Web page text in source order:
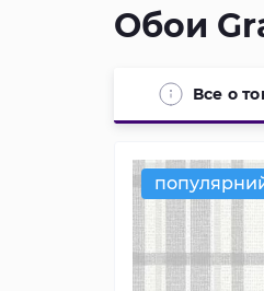
Обои
Все о